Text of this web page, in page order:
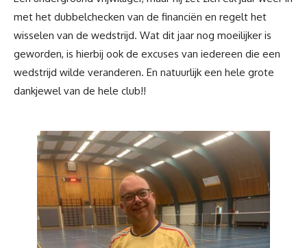
met het dubbelchecken van de financiën en regelt het
wisselen van de wedstrijd. Wat dit jaar nog moeilijker is
geworden, is hierbij ook de excuses van iedereen die een
wedstrijd wilde veranderen. En natuurlijk een hele grote
dankjewel van de hele club!!